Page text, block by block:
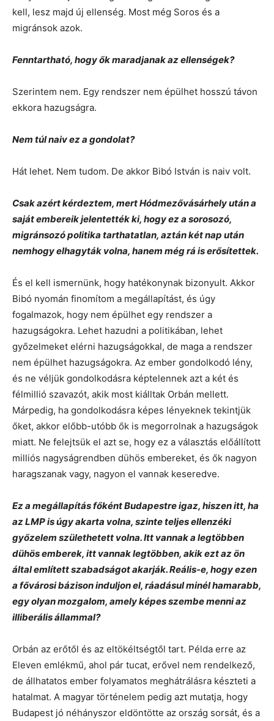
kell, lesz majd új ellenség. Most még Soros és a
migránsok azok.
Fenntartható, hogy ők maradjanak az ellenségek?
Szerintem nem. Egy rendszer nem épülhet hosszú távon
ekkora hazugságra.
Nem túl naiv ez a gondolat?
Hát lehet. Nem tudom. De akkor Bibó István is naiv volt.
Csak azért kérdeztem, mert Hódmezővásárhely után a
saját embereik jelentették ki, hogy ez a sorosozó,
migránsozó politika tarthatatlan, aztán két nap után
nemhogy elhagyták volna, hanem még rá is erősítettek.
És el kell ismernünk, hogy hatékonynak bizonyult. Akkor
Bibó nyomán finomítom a megállapítást, és úgy
fogalmazok, hogy nem épülhet egy rendszer a
hazugságokra. Lehet hazudni a politikában, lehet
győzelmeket elérni hazugságokkal, de maga a rendszer
nem épülhet hazugságokra. Az ember gondolkodó lény,
és ne véljük gondolkodásra képtelennek azt a két és
félmillió szavazót, akik most kiálltak Orbán mellett.
Márpedig, ha gondolkodásra képes lényeknek tekintjük
őket, akkor előbb-utóbb ők is megorrolnak a hazugságok
miatt. Ne felejtsük el azt se, hogy ez a választás előállított
milliós nagyságrendben dühös embereket, és ők nagyon
haragszanak vagy, nagyon el vannak keseredve.
Ez a megállapítás főként Budapestre igaz, hiszen itt, ha
az LMP is úgy akarta volna, szinte teljes ellenzéki
győzelem születhetett volna. Itt vannak a legtöbben
dühös emberek, itt vannak legtöbben, akik ezt az ön
által említett szabadságot akarják. Reális-e, hogy ezen
a fővárosi bázison induljon el, ráadásul minél hamarabb,
egy olyan mozgalom, amely képes szembe menni az
illiberális állammal?
Orbán az erőtől és az eltökéltségtől tart. Példa erre az
Eleven emlékmű, ahol pár tucat, erővel nem rendelkező,
de állhatatos ember folyamatos meghátrálásra készteti a
hatalmat. A magyar történelem pedig azt mutatja, hogy
Budapest jó néhányszor eldöntötte az ország sorsát, és a